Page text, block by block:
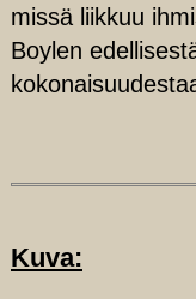
missä liikkuu
Boylen
Kuva: